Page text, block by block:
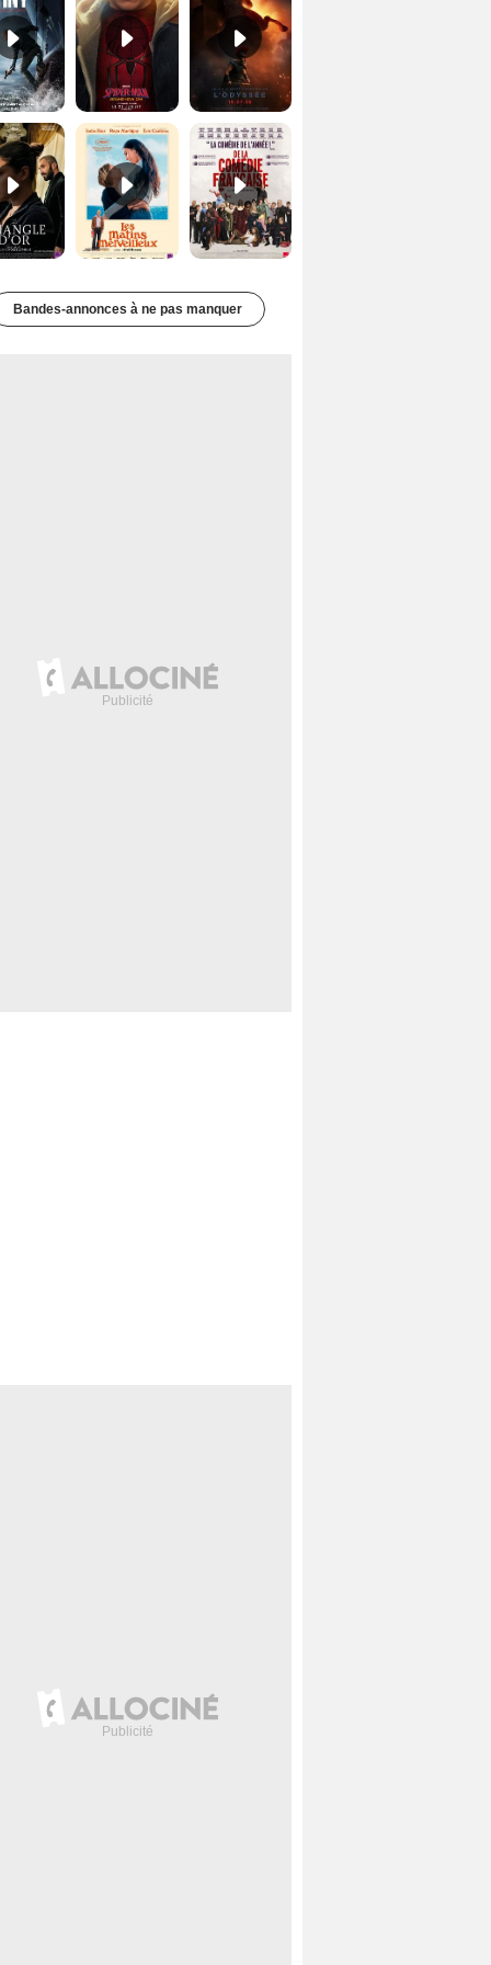
Le Triangle d'or Bande-annonce VF De la Comédie-Française Teaser VF
Bandes-annonces à ne pas manquer